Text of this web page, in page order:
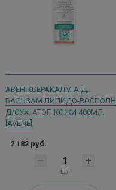
АВЕН КСЕРАКАЛМ А.Д.
БАЛЬЗАМ ЛИПИДО-ВОСПОЛН.
Д/СУХ. АТОП.КОЖИ 400МЛ.
[AVENE]
2 182 руб.
шт